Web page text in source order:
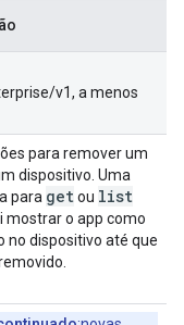
v1, a menos
para remover um
dispositivo. Uma
para getou list
mostrar o app como
no dispositivo até que